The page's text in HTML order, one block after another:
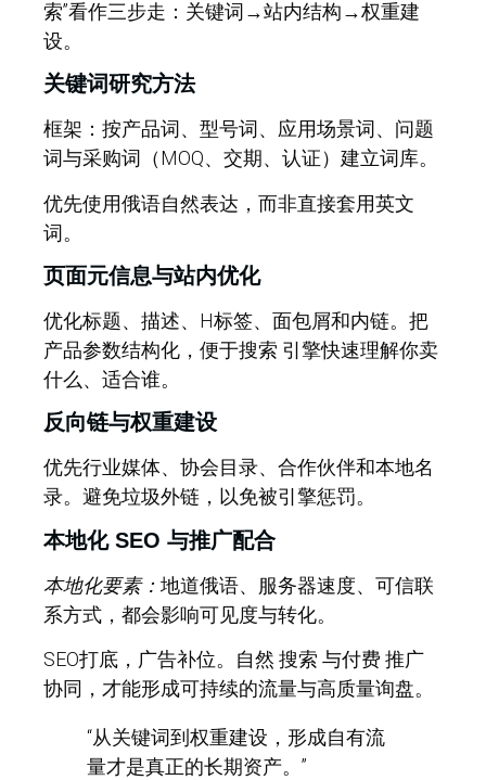
索”看作三步走：关键词→站内结构→权重建
设。
关键词研究方法
框架： 按产品词、型号词、应用场景词、问题
词与采购词（MOQ、交期、认证）建立词库。
优先使用俄语自然表达，而非直接套用英文
词。
页面元信息与站内优化
优化标题、描述、H标签、面包屑和内链。把
产品参数结构化，便于搜索 引擎快速理解你卖
什么、适合谁。
反向链与权重建设
优先行业媒体、协会目录、合作伙伴和本地名
录。 避免垃圾外链 ，以免被引擎惩罚。
本地化 SEO 与推广配合
本地化要素： 地道俄语、服务器速度、可信联
系方式，都会影响可见度与转化。
SEO打底，广告补位。自然 搜索 与付费 推广
协同，才能形成可持续的流量与高质量询盘。
“从关键词到权重建设，形成自有流
量才是真正的长期资产。”